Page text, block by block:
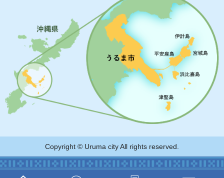
Copyright © Uruma city All rights reserved.